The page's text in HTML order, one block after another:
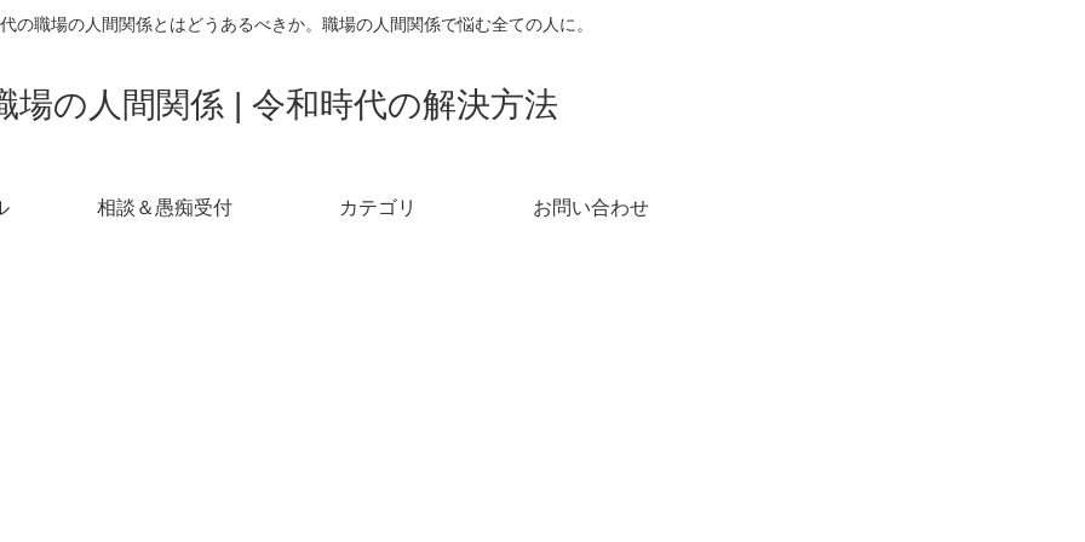
の職場の人間関係とはどうあるべきか。職場の人間関係で悩む全ての人に。
場の人間関係 | 令和時代の解決方法
相談＆愚痴受付 カテゴリ お問い合わせ